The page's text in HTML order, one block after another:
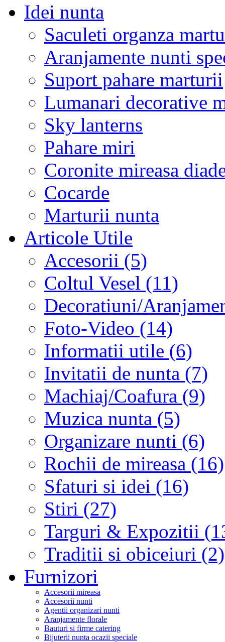
Idei nunta
Saculeti organza
Aranjamente nunti
Suport pahare marturii
Lumanari decorative
Sky lanterns
Pahare miri
Coronite mireasa
Cocarde
Marturii nunta
Articole Utile
Accesorii (5)
Coltul Vesel (11)
Decoratiuni/
Foto-Video (14)
Informatii utile (6)
Invitatii de nunta (7)
Machiaj/Coafura (9)
Muzica nunta (5)
Organizare nunti (6)
Rochii de mireasa (16)
Sfaturi si idei (16)
Stiri (27)
Targuri & Expozitii
Traditii si obiceiuri (2)
Furnizori
Accesorii mireasa
Accesorii nunti
Agentii organizari nunti
Aranjamente florale
Bauturi si firme catering
Bijuterii nunta ocazii speciale